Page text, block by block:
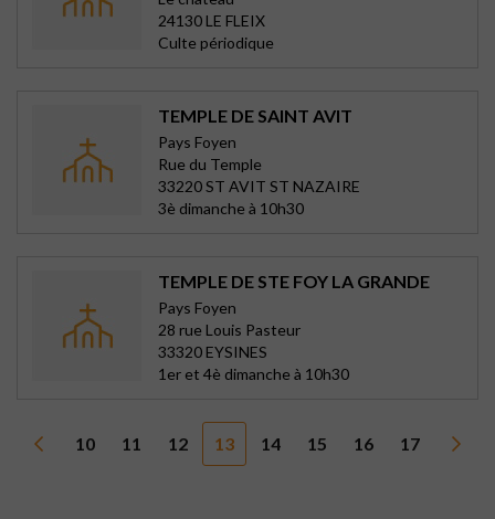
24130 LE FLEIX
Culte périodique
TEMPLE DE SAINT AVIT
Pays Foyen
Rue du Temple
33220 ST AVIT ST NAZAIRE
3è dimanche à 10h30
TEMPLE DE STE FOY LA GRANDE
Pays Foyen
28 rue Louis Pasteur
33320 EYSINES
1er et 4è dimanche à 10h30
10 11 12 13 14 15 16 17